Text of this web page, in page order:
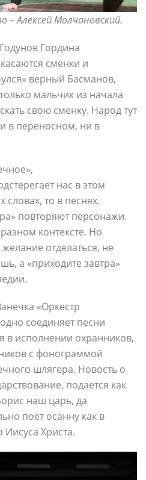
– Алексей Молчановский.
Гордина
сменки и
верный Басманов,
мальчик из начала
свою сменку. Народ тут
в переносном, ни в
нас в этом
словах, то в песнях.
повторяют персонажи.
контексте. Но
отделаться, не
а «приходите завтра»
«Оркестр
соединяет песни
в исполнении охранников,
с фонограммой
шлягера. Новость о
подается как
наш царь, да
поет осанну как в
Христа.